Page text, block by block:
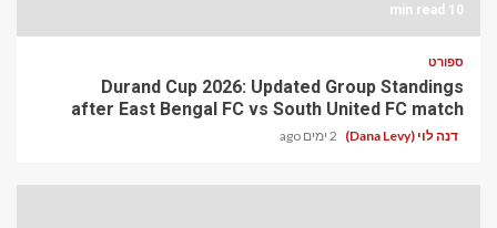
10 min read
ספורט
Durand Cup 2026: Updated Group Standings
after East Bengal FC vs South United FC match
דנה לוי (Dana Levy) 2 ימים ago